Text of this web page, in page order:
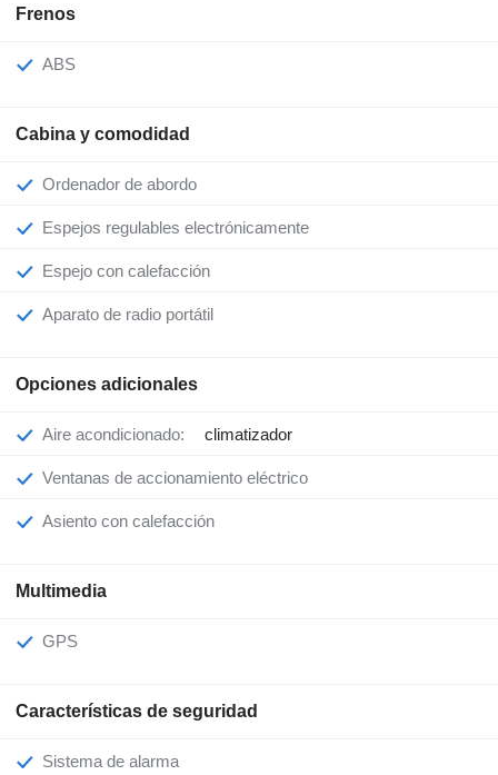
Frenos
ABS
Cabina y comodidad
Ordenador de abordo
Espejos regulables electrónicamente
Espejo con calefacción
Aparato de radio portátil
Opciones adicionales
Aire acondicionado: climatizador
Ventanas de accionamiento eléctrico
Asiento con calefacción
Multimedia
GPS
Características de seguridad
Sistema de alarma